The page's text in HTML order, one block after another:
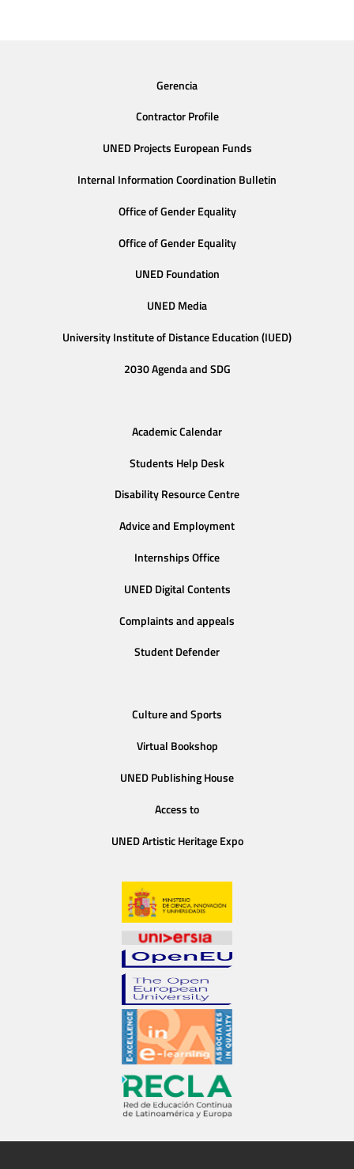
Gerencia
Contractor Profile
UNED Projects European Funds
Internal Information Coordination Bulletin
Office of Gender Equality
Office of Gender Equality
UNED Foundation
UNED Media
University Institute of Distance Education (IUED)
2030 Agenda and SDG
Academic Calendar
Students Help Desk
Disability Resource Centre
Advice and Employment
Internships Office
UNED Digital Contents
Complaints and appeals
Student Defender
Culture and Sports
Virtual Bookshop
UNED Publishing House
Access to
UNED Artistic Heritage Expo